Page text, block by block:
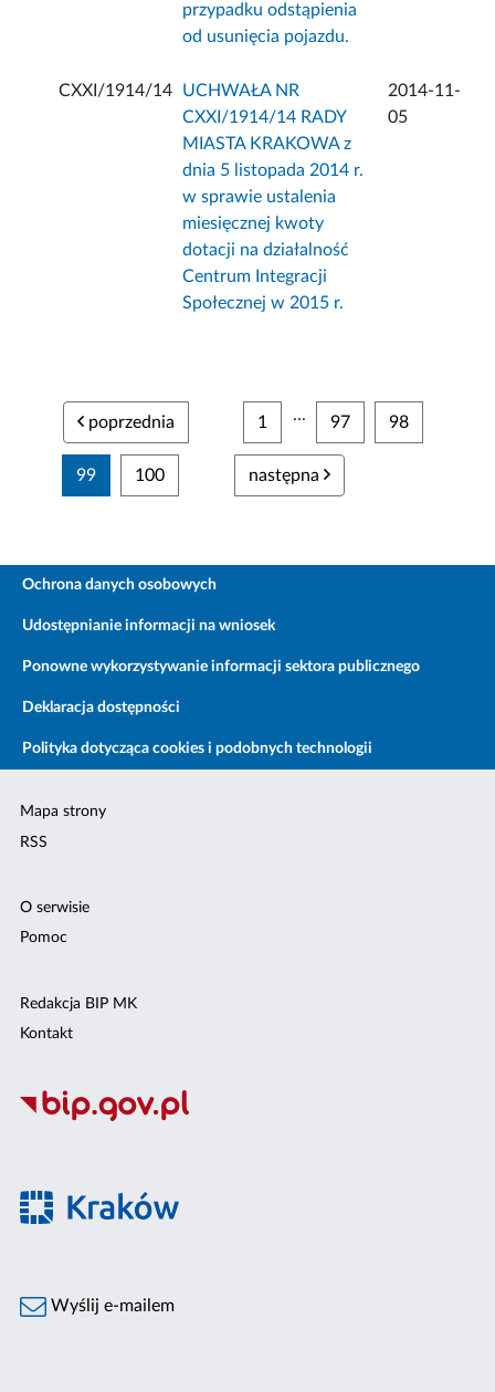
przypadku odstąpienia
od usunięcia pojazdu.
CXXI/1914/14
UCHWAŁA NR
CXXI/1914/14 RADY
MIASTA KRAKOWA z
dnia 5 listopada 2014 r.
w sprawie ustalenia
miesięcznej kwoty
dotacji na działalność
Centrum Integracji
Społecznej w 2015 r.
2014-11-
05
poprzednia 1 ... 97 98
99 100 następna
Ochrona danych osobowych
Udostępnianie informacji na wniosek
Ponowne wykorzystywanie informacji sektora publicznego
Deklaracja dostępności
Polityka dotycząca cookies i podobnych technologii
Mapa strony
RSS
O serwisie
Pomoc
Redakcja BIP MK
Kontakt
Wyślij e-mailem